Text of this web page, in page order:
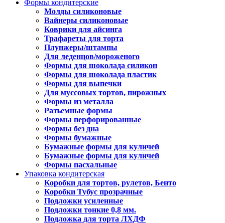
Формы кондитерские
Молды силиконовые
Вайнеры силиконовые
Коврики для айсинга
Трафареты для торта
Плунжеры/штампы
Для леденцов/мороженого
Формы для шоколада силикон
Формы для шоколада пластик
Формы для выпечки
Для муссовых тортов, пирожных
Формы из металла
Разъемные формы
Формы перфорированные
Формы без дна
Формы бумажные
Бумажные формы для куличей
Бумажные формы для куличей
Формы пасхальные
Упаковка кондитерская
Коробки для тортов, рулетов, Бенто
Коробки Тубус прозрачные
Подложки усиленные
Подложки тонкие 0,8 мм.
Подложка для торта ЛХДФ